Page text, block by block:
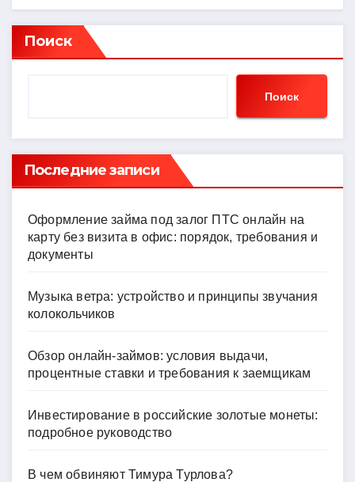
n
o
kl
ni
ki
at
s
A
er
e
a
р
в
ть
Поиск
Поиск
Последние записи
Оформление займа под залог ПТС онлайн на
карту без визита в офис: порядок, требования и
документы
Музыка ветра: устройство и принципы звучания
колокольчиков
Обзор онлайн-займов: условия выдачи,
процентные ставки и требования к заемщикам
Инвестирование в российские золотые монеты:
подробное руководство
В чем обвиняют Тимура Турлова?